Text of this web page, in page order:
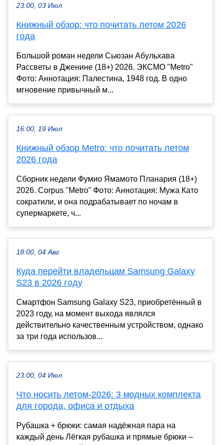
23:00, 03 Июл
Книжный обзор: что почитать летом 2026
года
Большой роман недели Сьюзан Абульхава
Рассветы в Дженине (18+) 2026. ЭКСМО "Metro"
Фото: Аннотация: Палестина, 1948 год. В одно
мгновение привычный м...
16:00, 19 Июл
Книжный обзор Metro: что почитать летом
2026 года
Сборник недели Фумио Ямамото Планария (18+)
2026. Corpus "Metro" Фото: Аннотация: Мужа Като
сократили, и она подрабатывает по ночам в
супермаркете, ч...
18:00, 04 Авг
Куда перейти владельцам Samsung Galaxy
S23 в 2026 году
Смартфон Samsung Galaxy S23, приобретённый в
2023 году, на момент выхода являлся
действительно качественным устройством, однако
за три года использов...
23:00, 04 Июл
Что носить летом-2026: 3 модных комплекта
для города, офиса и отдыха
Рубашка + брюки: самая надёжная пара на
каждый день Лёгкая рубашка и прямые брюки –